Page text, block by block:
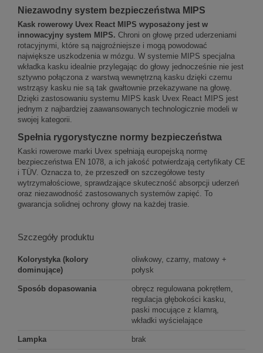
Niezawodny system bezpieczeństwa MIPS
Kask rowerowy Uvex React MIPS wyposażony jest w
innowacyjny system MIPS. Chroni on głowę przed uderzeniami
rotacyjnymi, które są najgroźniejsze i mogą powodować
największe uszkodzenia w mózgu. W systemie MIPS specjalna
wkładka kasku idealnie przylegając do głowy jednocześnie nie jest
sztywno połączona z warstwą wewnętrzną kasku dzięki czemu
wstrząsy kasku nie są tak gwałtownie przekazywane na głowę.
Dzięki zastosowaniu systemu MIPS kask Uvex React MIPS jest
jednym z najbardziej zaawansowanych technologicznie modeli w
swojej kategorii.
Spełnia rygorystyczne normy bezpieczeństwa
Kaski rowerowe marki Uvex spełniają europejską normę
bezpieczeństwa EN 1078, a ich jakość potwierdzają certyfikaty CE
i TÜV. Oznacza to, że przeszedł on szczegółowe testy
wytrzymałościowe, sprawdzające skuteczność absorpcji uderzeń
oraz niezawodność zastosowanych systemów zapięć. To
gwarancja solidnej ochrony głowy na każdej trasie.
Szczegóły produktu
Kolorystyka (kolory
dominujące)
oliwkowy, czarny, matowy +
połysk
Sposób dopasowania
obręcz regulowana pokrętłem,
regulacja głębokości kasku,
paski mocujące z klamrą,
wkładki wyścielające
Lampka brak